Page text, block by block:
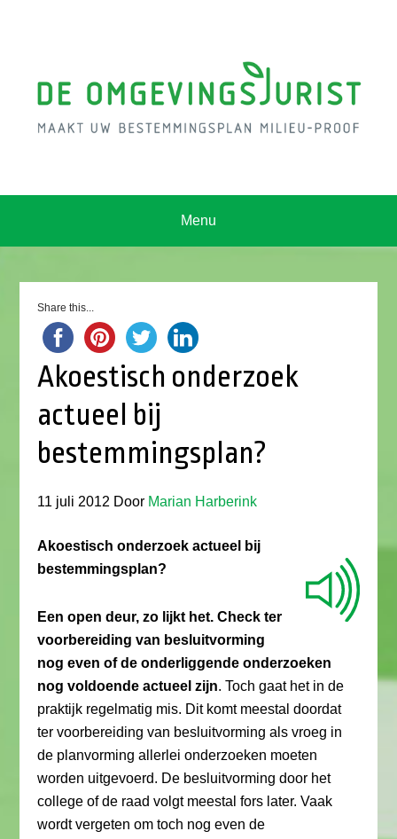
Menu
Share this...
Akoestisch onderzoek
actueel bij
bestemmingsplan?
11 juli 2012 Door Marian Harberink
Akoestisch onderzoek actueel bij
bestemmingsplan?
Een open deur, zo lijkt het. Check ter
voorbereiding van besluitvorming
nog even of de onderliggende onderzoeken
nog voldoende actueel zijn. Toch gaat het in de
praktijk regelmatig mis. Dit komt meestal doordat
ter voorbereiding van besluitvorming als vroeg in
de planvorming allerlei onderzoeken moeten
worden uitgevoerd. De besluitvorming door het
college of de raad volgt meestal fors later. Vaak
wordt vergeten om toch nog even de